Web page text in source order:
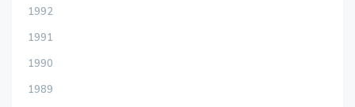
1992
1991
1990
1989